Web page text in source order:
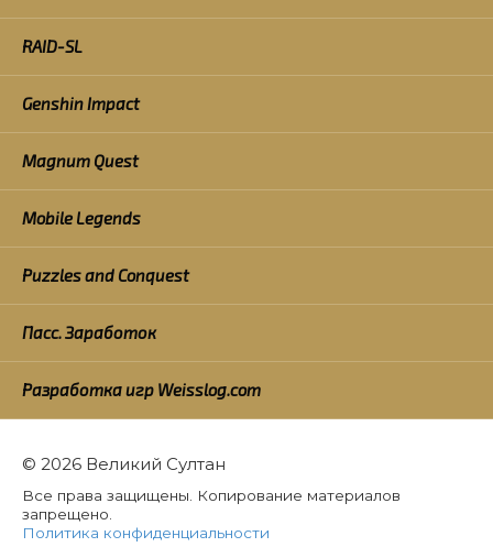
RAID-SL
Genshin Impact
Magnum Quest
Mobile Legends
Puzzles and Conquest
Пасс. Заработок
Разработка игр Weisslog.com
© 2026 Великий Султан
Все права защищены. Копирование материалов
запрещено.
Политика конфиденциальности